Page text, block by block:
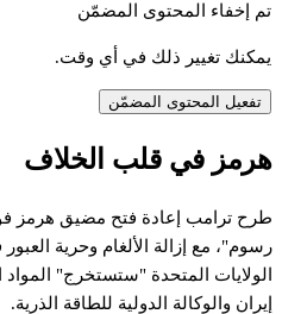
تم إخفاء المحتوى المضمّن
يمكنك تغيير ذلك في أي وقت.
تفعيل المحتوى المضمّن
هرمز في قلب الخلاف
طرح ترامب إعادة فتح مضيق هرمز
رسوم"، مع إزالة الألغام وحرية العبور
الولايات المتحدة "ستستخرج" المواد
إيران والوكالة الدولية للطاقة الذرية.